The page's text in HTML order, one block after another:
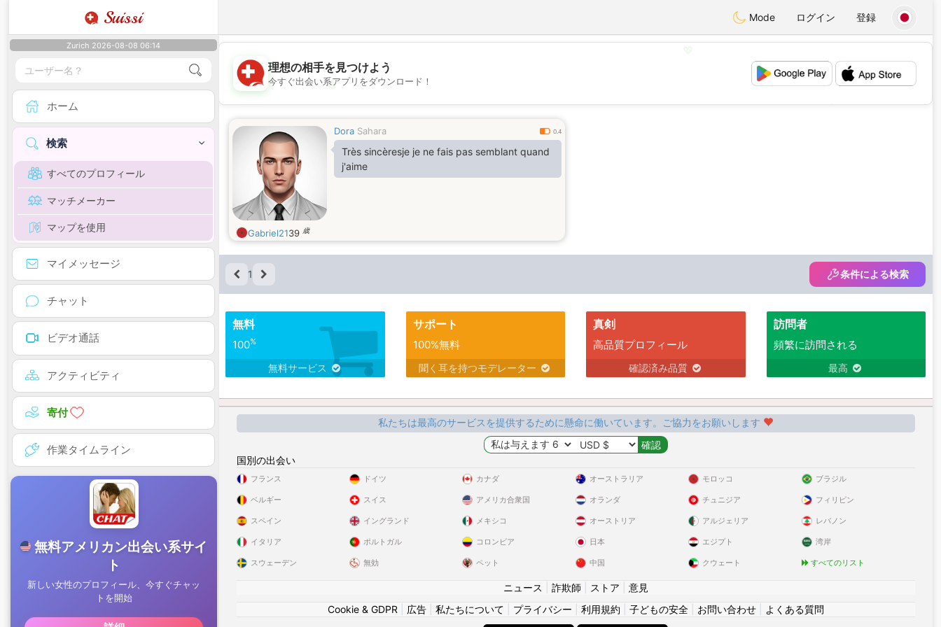
Suissi Mode ログイン 登録
Zurich 2026-08-08 06:14
ホーム
検索
すべてのプロフィール
マッチメーカー
マップを使用
マイメッセージ
チャット
ビデオ通話
アクティビティ
寄付
作業タイムライン
💖
💕
理想の相手を見つけよう
今すぐ出会い系アプリをダウンロード！
Dora Sahara 0.4
Très sincèresje je ne fais pas semblant quand
j'aime
Gabriel2139 歳
1 条件による検索
無料
100%
無料サービス
サポート
100%無料
聞く耳を持つモデレーター
真剣
高品質プロフィール
確認済み品質
訪問者
頻繁に訪問される
最高
私たちは最高のサービスを提供するために懸命に働いています。ご協力をお願いします
国別の出会い
フランス
ベルギー
スペイン
イタリア
スウェーデン
ドイツ
スイス
イングランド
ポルトガル
無効
カナダ
アメリカ合衆国
メキシコ
コロンビア
ペット
オーストラリア
オランダ
オーストリア
日本
中国
モロッコ
チュニジア
アルジェリア
エジプト
クウェート
ブラジル
フィリピン
レバノン
湾岸
すべてのリスト
ニュース 詐欺師 ストア
意見
Cookie & GDPR
広告| 私たちについて プライバシー 利用規約 子どもの安全| お問い合わせ| よくある質問